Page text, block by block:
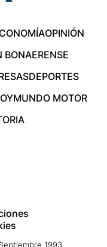
OPINIÓN
BONAERENSE
DEPORTES
MUNDO MOTOR
1993